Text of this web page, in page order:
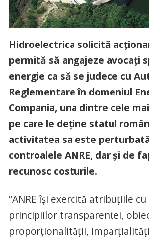
Hidroelectrica solicită
permită să angajeze avocaţi
energie ca să se judece cu
Reglementare în domeniul
Compania, una dintre cele
pe care le deţine statul
activitatea sa este
controalele ANRE, dar şi de
recunosc costurile.
“ANRE îşi exercită atribuţiile
principiilor transparenţei,
proporţionalităţii,